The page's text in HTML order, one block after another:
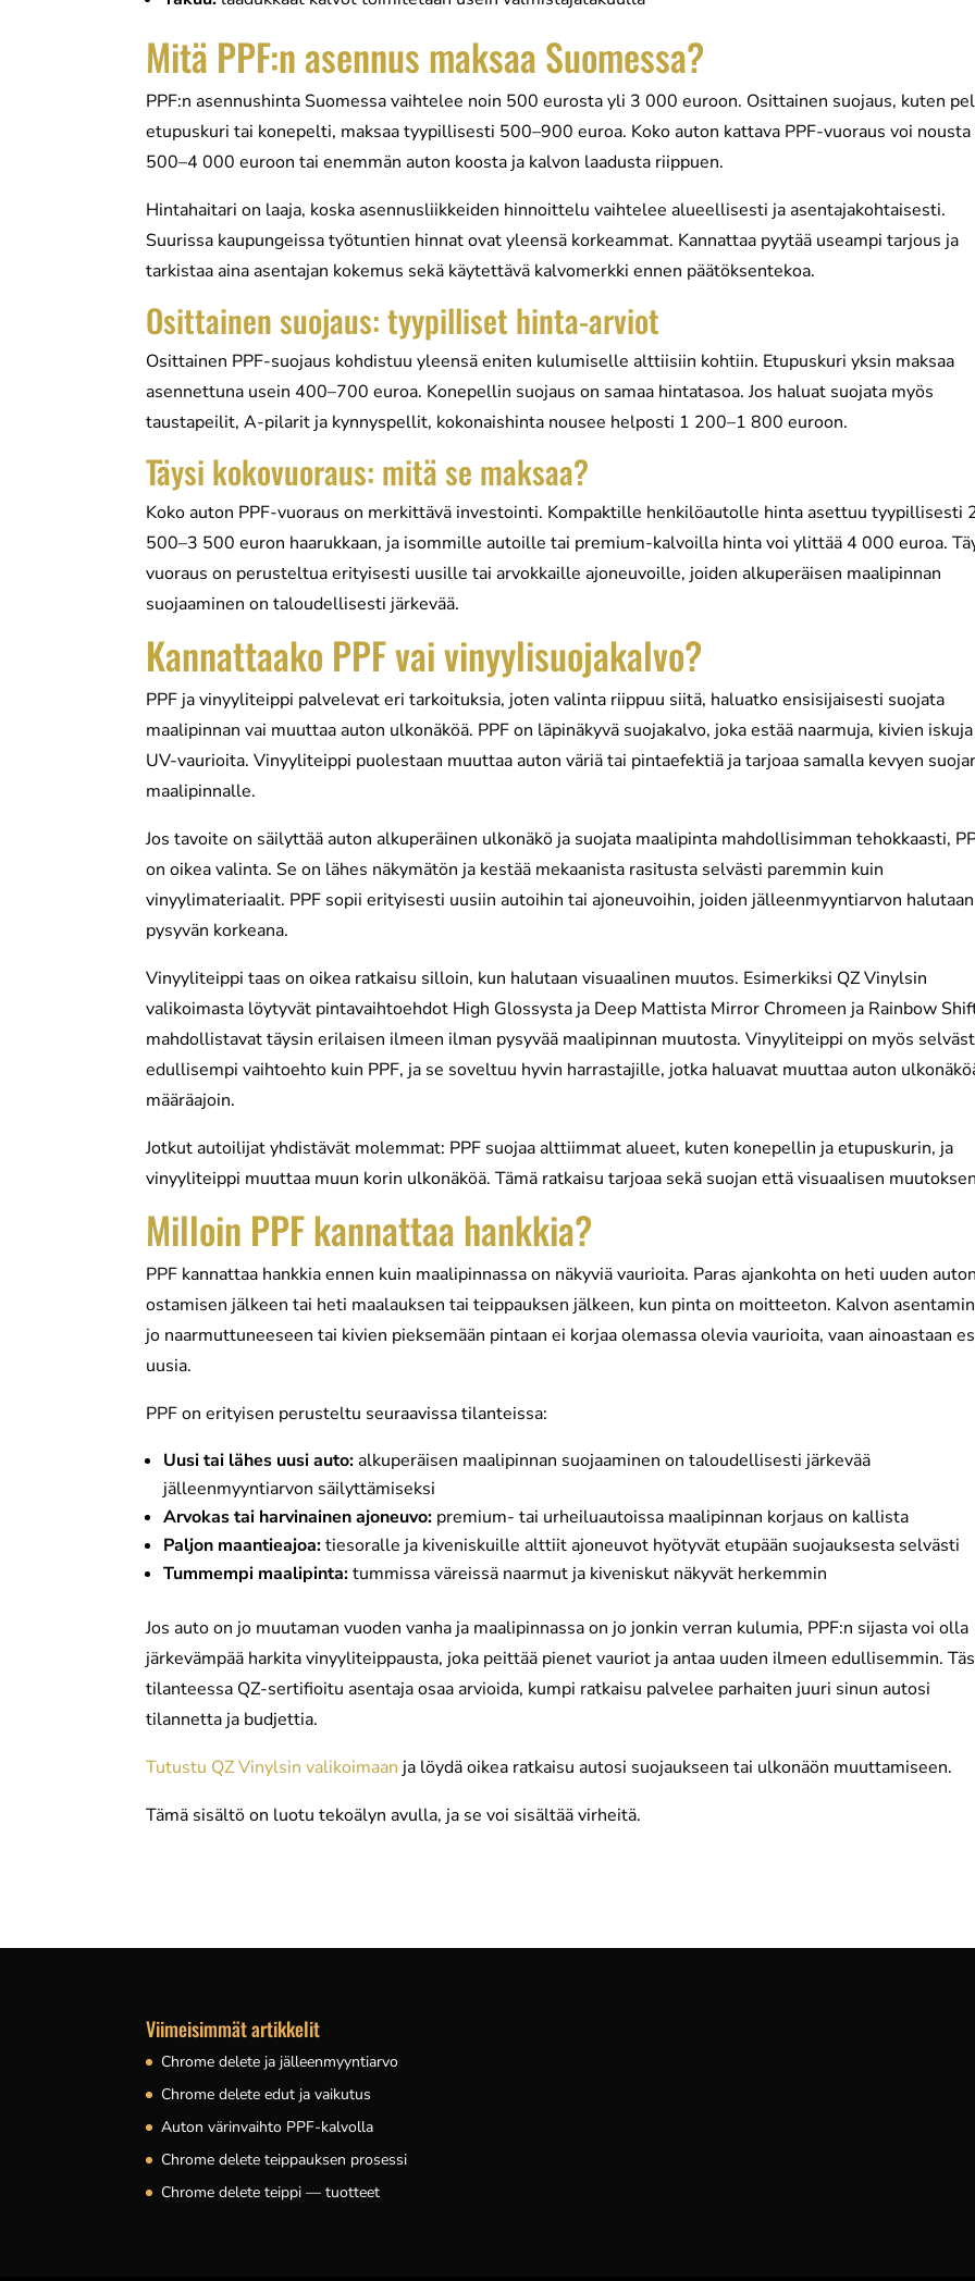
Mitä PPF:n asennus maksaa Suomessa?
PPF:n asennushinta Suomessa vaihtelee noin 500 eurosta yli 3 000 euroon. Osittainen suojaus, kuten
etupuskuri tai konepelti, maksaa tyypillisesti 500–900 euroa. Koko auton kattava PPF-vuoraus voi nousta
500–4 000 euroon tai enemmän auton koosta ja kalvon laadusta riippuen.
Hintahaitari on laaja, koska asennusliikkeiden hinnoittelu vaihtelee alueellisesti ja asentajakohtaisesti.
Suurissa kaupungeissa työtuntien hinnat ovat yleensä korkeammat. Kannattaa pyytää useampi tarjous ja
tarkistaa aina asentajan kokemus sekä käytettävä kalvomerkki ennen päätöksentekoa.
Osittainen suojaus: tyypilliset hinta-arviot
Osittainen PPF-suojaus kohdistuu yleensä eniten kulumiselle alttiisiin kohtiin. Etupuskuri yksin maksaa
asennettuna usein 400–700 euroa. Konepellin suojaus on samaa hintatasoa. Jos haluat suojata myös
taustapeilit, A-pilarit ja kynnyspellit, kokonaishinta nousee helposti 1 200–1 800 euroon.
Täysi kokovuoraus: mitä se maksaa?
Koko auton PPF-vuoraus on merkittävä investointi. Kompaktille henkilöautolle hinta asettuu tyypillisesti
500–3 500 euron haarukkaan, ja isommille autoille tai premium-kalvoilla hinta voi ylittää 4 000 euroa.
vuoraus on perusteltua erityisesti uusille tai arvokkaille ajoneuvoille, joiden alkuperäisen maalipinnan
suojaaminen on taloudellisesti järkevää.
Kannattaako PPF vai vinyylisuojakalvo?
PPF ja vinyyliteippi palvelevat eri tarkoituksia, joten valinta riippuu siitä, haluatko ensisijaisesti suojata
maalipinnan vai muuttaa auton ulkonäköä. PPF on läpinäkyvä suojakalvo, joka estää naarmuja, kivien
UV-vaurioita. Vinyyliteippi puolestaan muuttaa auton väriä tai pintaefektiä ja tarjoaa samalla kevyen
maalipinnalle.
Jos tavoite on säilyttää auton alkuperäinen ulkonäkö ja suojata maalipinta mahdollisimman tehokkaasti,
on oikea valinta. Se on lähes näkymätön ja kestää mekaanista rasitusta selvästi paremmin kuin
vinyylimateriaalit. PPF sopii erityisesti uusiin autoihin tai ajoneuvoihin, joiden jälleenmyyntiarvon halutaan
pysyvän korkeana.
Vinyyliteippi taas on oikea ratkaisu silloin, kun halutaan visuaalinen muutos. Esimerkiksi QZ Vinylsin
valikoimasta löytyvät pintavaihtoehdot High Glossysta ja Deep Mattista Mirror Chromeen ja Rainbow
mahdollistavat täysin erilaisen ilmeen ilman pysyvää maalipinnan muutosta. Vinyyliteippi on myös
edullisempi vaihtoehto kuin PPF, ja se soveltuu hyvin harrastajille, jotka haluavat muuttaa auton
määräajoin.
Jotkut autoilijat yhdistävät molemmat: PPF suojaa alttiimmat alueet, kuten konepellin ja etupuskurin, ja
vinyyliteippi muuttaa muun korin ulkonäköä. Tämä ratkaisu tarjoaa sekä suojan että visuaalisen
Milloin PPF kannattaa hankkia?
PPF kannattaa hankkia ennen kuin maalipinnassa on näkyviä vaurioita. Paras ajankohta on heti uuden auton
ostamisen jälkeen tai heti maalauksen tai teippauksen jälkeen, kun pinta on moitteeton. Kalvon
jo naarmuttuneeseen tai kivien pieksemään pintaan ei korjaa olemassa olevia vaurioita, vaan ainoastaan
uusia.
PPF on erityisen perusteltu seuraavissa tilanteissa:
Uusi tai lähes uusi auto:alkuperäisen maalipinnan suojaaminen on taloudellisesti järkevää
jälleenmyyntiarvon säilyttämiseksi
Arvokas tai harvinainen ajoneuvo: premium- tai urheiluautoissa maalipinnan korjaus on kallista
Paljon maantieajoa:tiesoralle ja kiveniskuille alttiit ajoneuvot hyötyvät etupään suojauksesta selvästi
Tummempi maalipinta:tummissa väreissä naarmut ja kiveniskut näkyvät herkemmin
Jos auto on jo muutaman vuoden vanha ja maalipinnassa on jo jonkin verran kulumia, PPF:n sijasta voi olla
järkevämpää harkita vinyyliteippausta, joka peittää pienet vauriot ja antaa uuden ilmeen edullisemmin.
tilanteessa QZ-sertifioitu asentaja osaa arvioida, kumpi ratkaisu palvelee parhaiten juuri sinun autosi
tilannetta ja budjettia.
Tutustu QZ Vinylsin valikoimaan ja löydä oikea ratkaisu autosi suojaukseen tai ulkonäön muuttamiseen.
Tämä sisältö on luotu tekoälyn avulla, ja se voi sisältää virheitä.
Viimeisimmät artikkelit
Chrome delete ja jälleenmyyntiarvo
Chrome delete edut ja vaikutus
Auton värinvaihto PPF-kalvolla
Chrome delete teippauksen prosessi
Chrome delete teippi — tuotteet